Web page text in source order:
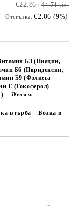
€22.86 44.71 лв.
Отстъпка: €2.06 (9%)
Б3 (Ниацин,
Б6 (Пиридоксин,
Б9 (Фолиева
Е (Токоферол)
Желязо
в гърба
Болка в